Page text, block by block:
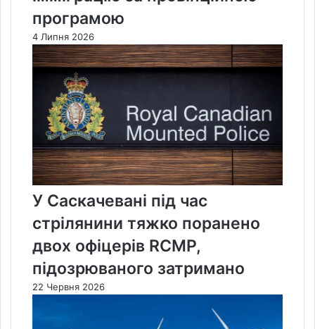
програмою
4 Липня 2026
У Саскачевані під час
стрілянини тяжко поранено
двох офіцерів RCMP,
підозрюваного затримано
22 Червня 2026